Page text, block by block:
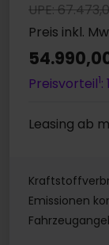
UPE:
Preis inkl.
Preisvorteil1:
Leasing ab
Emissionen